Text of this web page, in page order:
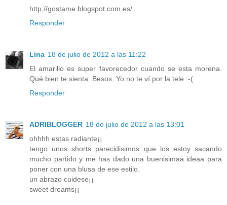
http://gostame.blogspot.com.es/
Responder
Lina 18 de julio de 2012 a las 11:22
El amarillo es super favorecedor cuando se esta morena.
Qué bien te sienta. Besos. Yo no te ví por la tele :-(
Responder
ADRIBLOGGER 18 de julio de 2012 a las 13:01
ohhhh estas radiante¡¡
tengo unos shorts parecidisimos que los estoy sacando
mucho partido y me has dado una buenisimaa ideaa para
poner con una blusa de ese estilo.
un abrazo cuidese¡¡
sweet dreams¡¡